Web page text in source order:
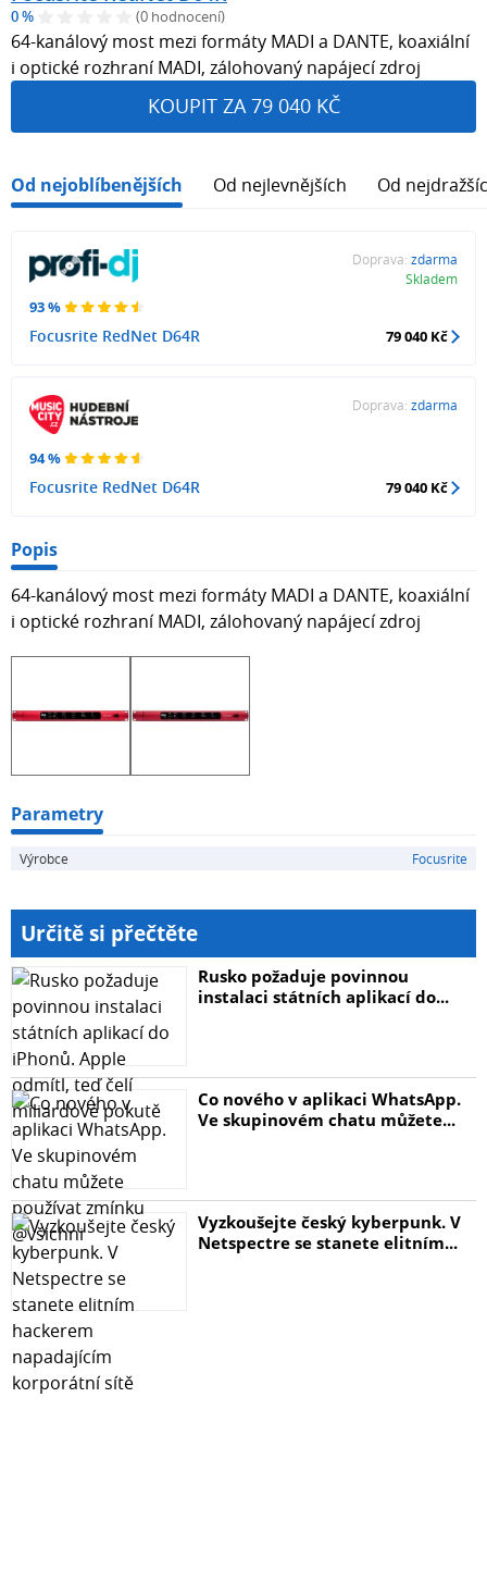
0 % (0 hodnocení)
64-kanálový most mezi formáty MADI a DANTE, koaxiální
i optické rozhraní MADI, zálohovaný napájecí zdroj
KOUPIT ZA 79 040 KČ
Od nejoblíbenějších Od nejlevnějších Od
93 %
Focusrite RedNet D64R
Doprava: zdarma
Skladem
79 040 Kč
94 %
Focusrite RedNet D64R
Doprava: zdarma
79 040 Kč
Popis
64-kanálový most mezi formáty MADI a DANTE, koaxiální
i optické rozhraní MADI, zálohovaný napájecí zdroj
Parametry
Výrobce Focusrite
Určitě si přečtěte
Rusko požaduje povinnou
instalaci státních aplikací do...
Co nového v aplikaci WhatsApp.
Ve skupinovém chatu můžete...
Vyzkoušejte český kyberpunk. V
Netspectre se stanete elitním...